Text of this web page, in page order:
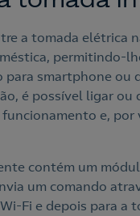
a tomada elétrica
permitindo-
smartphone ou
é possível ligar ou
e, por
contém um
um comando
Fi e depois para a